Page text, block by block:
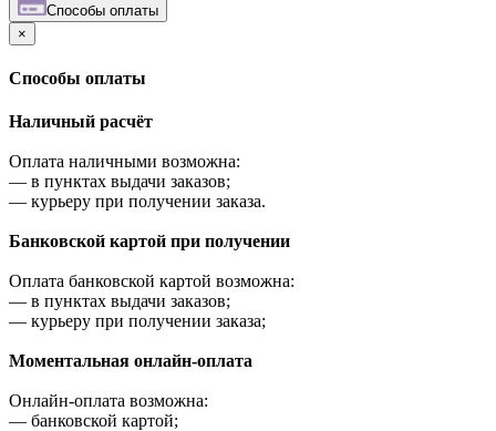
Cпособы оплаты
×
Cпособы оплаты
Наличный расчёт
Оплата наличными возможна:
— в пунктах выдачи заказов;
— курьеру при получении заказа.
Банковской картой при получении
Оплата банковской картой возможна:
— в пунктах выдачи заказов;
— курьеру при получении заказа;
Моментальная онлайн-оплата
Онлайн-оплата возможна:
— банковской картой;